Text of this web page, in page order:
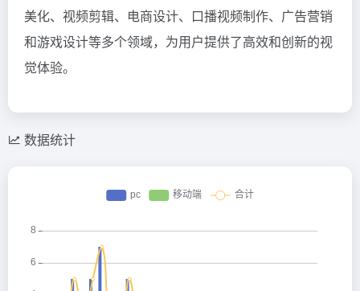
美化、视频剪辑、电商设计、口播视频制作、广告营销
和游戏设计等多个领域，为用户提供了高效和创新的视
觉体验。
数据统计